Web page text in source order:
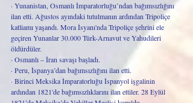
· Yunanistan, Osmanlı İmparatorluğu’ndan bağımsızlığını
ilan etti. Ağustos ayındaki tutulmanın ardından Tripoliçe
katliamı yaşandı. Mora İsyanı'nda Tripoliçe şehrini ele
geçiren Yunanlar 30.000 Türk-Arnavut ve Yahudileri
öldürdüler.
· Osmanlı – İran savaşı başladı.
· Peru, İspanya’dan bağımsızlığını ilan etti.
· Birinci Meksika İmparatorluğu İspanyol işgalinin
ardından 1821'de bağımsızlıklarını ilan ettiler. 28 Eylül